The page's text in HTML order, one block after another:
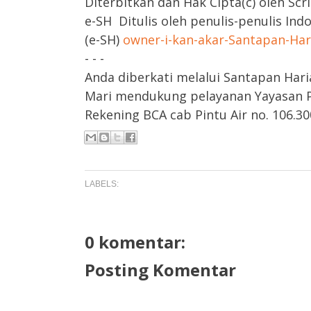
e-SH Ditulis oleh penulis-penulis
(e-SH) owner-i-kan-akar-Santapan-
- - -
Anda diberkati melalui Santapan
Mari mendukung pelayanan Yayasan
Rekening BCA cab Pintu Air no.
LABELS:
0 komentar:
Posting Komentar